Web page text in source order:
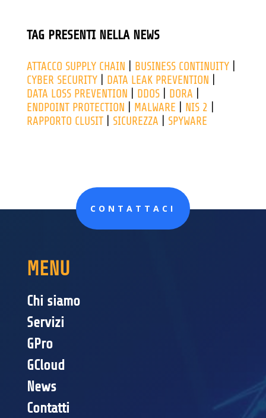
TAG PRESENTI NELLA NEWS
ATTACCO SUPPLY CHAIN BUSINESS CONTINUITY|
CYBER SECURITY| DATA LEAK PREVENTION
DATA LOSS PREVENTION
DDOS| DORA
ENDPOINT PROTECTION
MALWARE NIS 2
RAPPORTO CLUSIT| SICUREZZA SPYWARE
CONTATTACI
MENU
Chi siamo
Servizi
GPro
GCloud
News
Contatti